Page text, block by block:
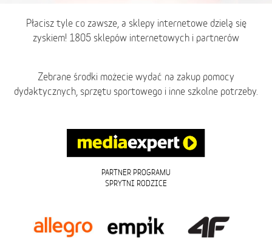
Płacisz tyle co zawsze, a sklepy internetowe dzielą się
zyskiem! 1805 sklepów internetowych i partnerów
Zebrane środki możecie wydać na zakup pomocy
dydaktycznych, sprzętu sportowego i inne szkolne potrzeby.
PARTNER PROGRAMU
SPRYTNI RODZICE